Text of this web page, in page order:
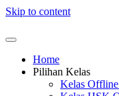
Skip to content
Home
Pilihan Kelas
Kelas